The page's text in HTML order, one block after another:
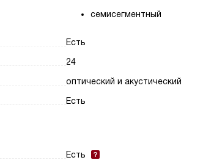
семисегментный
Есть
24
оптический и акустический
Есть
Есть